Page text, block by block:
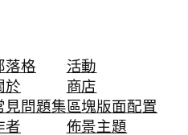
落格
於
見問題集
者
活動
商店
區塊版面配置
佈景主題